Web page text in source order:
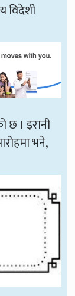
विदेशी
छ । इरानी
भने,